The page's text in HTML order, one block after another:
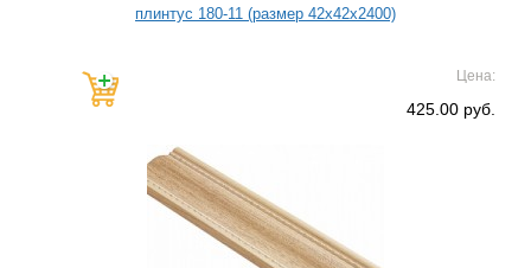
плинтус 180-11 (размер 42х42х2400)
Цена:
425.00 руб.